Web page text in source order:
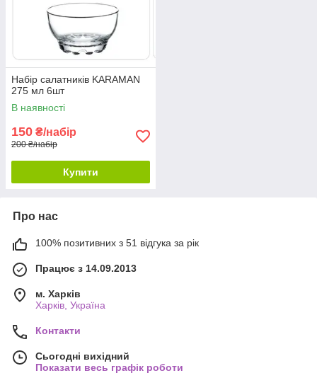
Набір салатників KARAMAN
275 мл 6шт
В наявності
150 ₴/набір
200 ₴/набір
Купити
Про нас
100% позитивних з 51 відгука за рік
Працює з 14.09.2013
м. Харків
Харків, Україна
Контакти
Сьогодні вихідний
Показати весь графік роботи